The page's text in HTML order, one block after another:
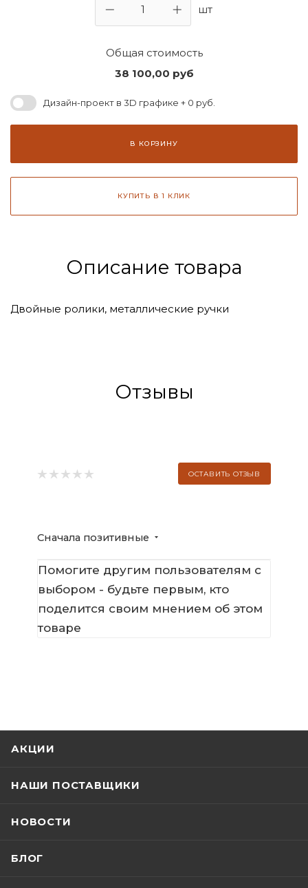
шт
Общая стоимость
38 100,00 руб
Дизайн-проект в 3D графике + 0 руб.
В КОРЗИНУ
КУПИТЬ В 1 КЛИК
Описание товара
Двойные ролики, металлические ручки
Отзывы
ОСТАВИТЬ ОТЗЫВ
Сначала позитивные
Помогите другим пользователям с
выбором - будьте первым, кто
поделится своим мнением об этом
товаре
АКЦИИ
НАШИ ПОСТАВЩИКИ
НОВОСТИ
БЛОГ